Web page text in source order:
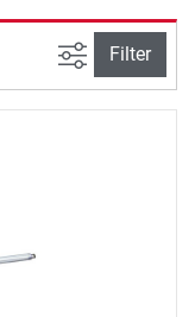
Ansicht
Filter